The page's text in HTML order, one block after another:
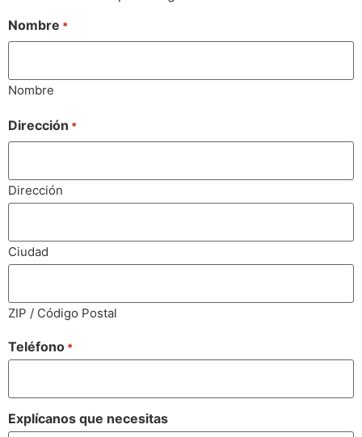
Nombre *
Nombre
Dirección *
Dirección
Ciudad
ZIP / Código Postal
Teléfono *
Explícanos que necesitas